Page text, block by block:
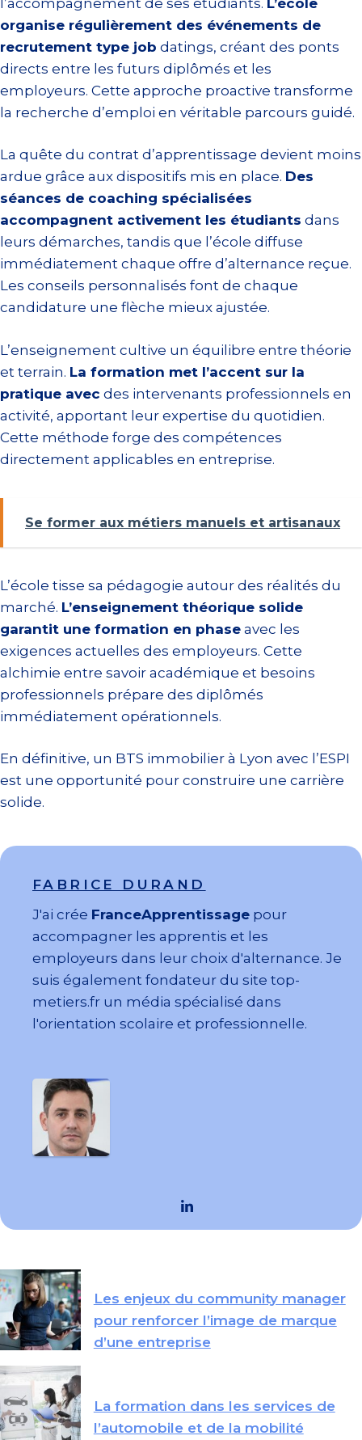
organise régulièrement des événements de
recrutement type job datings, créant des ponts
directs entre les futurs diplômés et les
employeurs. Cette approche proactive transforme
la recherche d’emploi en véritable parcours guidé.
La quête du contrat d’apprentissage devient moins
ardue grâce aux dispositifs mis en place. Des
séances de coaching spécialisées
accompagnent activement les étudiants dans
leurs démarches, tandis que l’école diffuse
immédiatement chaque offre d’alternance reçue.
Les conseils personnalisés font de chaque
candidature une flèche mieux ajustée.
L’enseignement cultive un équilibre entre théorie
et terrain. La formation met l’accent sur la
pratique avec des intervenants professionnels en
activité, apportant leur expertise du quotidien.
Cette méthode forge des compétences
directement applicables en entreprise.
Se former aux métiers manuels et artisanaux
L’école tisse sa pédagogie autour des réalités du
marché. L’enseignement théorique solide
garantit une formation en phase avec les
exigences actuelles des employeurs. Cette
alchimie entre savoir académique et besoins
professionnels prépare des diplômés
immédiatement opérationnels.
En définitive, un BTS immobilier à Lyon avec l’ESPI
est une opportunité pour construire une carrière
solide.
FABRICE DURAND
J'ai crée FranceApprentissage pour
accompagner les apprentis et les
employeurs dans leur choix d'alternance. Je
suis également fondateur du site top-
metiers.fr un média spécialisé dans
l'orientation scolaire et professionnelle.
Les enjeux du community manager
pour renforcer l’image de marque
d’une entreprise
La formation dans les services de
l’automobile et de la mobilité